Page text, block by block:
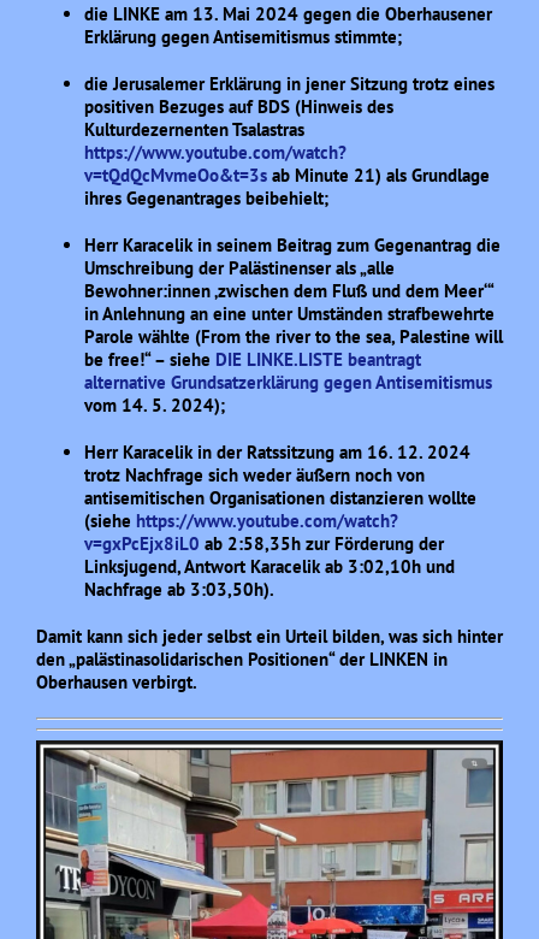
die LINKE am 13. Mai 2024 gegen die Oberhausener
Erklärung gegen Antisemitismus stimmte;
die Jerusalemer Erklärung in jener Sitzung trotz eines
positiven Bezuges auf BDS (Hinweis des
Kulturdezernenten Tsalastras
https://www.youtube.com/watch?
v=tQdQcMvmeOo&t=3s ab Minute 21) als Grundlage
ihres Gegenantrages beibehielt;
Herr Karacelik in seinem Beitrag zum Gegenantrag die
Umschreibung der Palästinenser als „alle
Bewohner:innen ‚zwischen dem Fluß und dem Meer‘“
in Anlehnung an eine unter Umständen strafbewehrte
Parole wählte (From the river to the sea, Palestine will
be free!“ – siehe DIE LINKE.LISTE beantragt
alternative Grundsatzerklärung gegen Antisemitismus
vom 14. 5. 2024);
Herr Karacelik in der Ratssitzung am 16. 12. 2024
trotz Nachfrage sich weder äußern noch von
antisemitischen Organisationen distanzieren wollte
(siehe https://www.youtube.com/watch?
v=gxPcEjx8iL0 ab 2:58,35h zur Förderung der
Linksjugend, Antwort Karacelik ab 3:02,10h und
Nachfrage ab 3:03,50h).
Damit kann sich jeder selbst ein Urteil bilden, was sich hinter
den „palästinasolidarischen Positionen“ der LINKEN in
Oberhausen verbirgt.